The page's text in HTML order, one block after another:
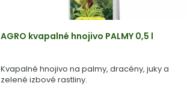
AGRO kvapalné hnojivo PALMY 0,5 l
Kvapalné hnojivo na palmy, dracény, juky a
zelené izbové rastliny.